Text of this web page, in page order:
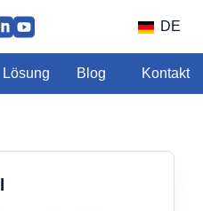
DE
Lösung Blog Kontakt